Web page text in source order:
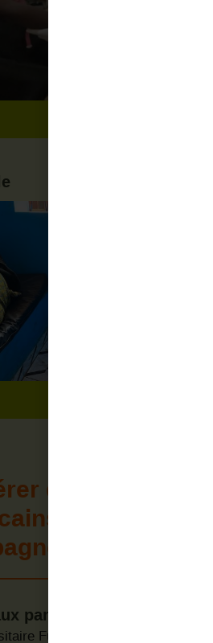
des patients
en
partenaires
Fundación Jiménez